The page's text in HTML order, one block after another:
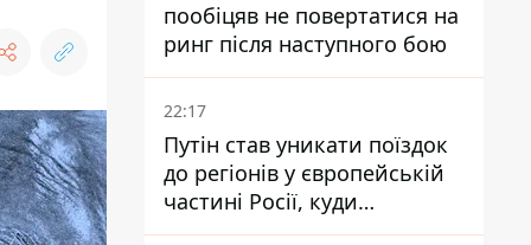
пообіцяв не повертатися на
ринг після наступного бою
22:17
Путін став уникати поїздок
до регіонів у європейській
частині Росії, куди
регулярно долітають дрони